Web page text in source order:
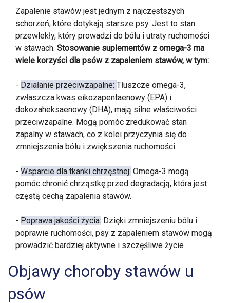
Zapalenie stawów jest jednym z najczęstszych
schorzeń, które dotykają starsze psy. Jest to stan
przewlekły, który prowadzi do bólu i utraty ruchomości
w stawach. Stosowanie suplementów z omega-3 ma
wiele korzyści dla psów z zapaleniem stawów, w tym:
- Działanie przeciwzapalne: Tłuszcze omega-3,
zwłaszcza kwas eikozapentaenowy (EPA) i
dokozaheksaenowy (DHA), mają silne właściwości
przeciwzapalne. Mogą pomóc zredukować stan
zapalny w stawach, co z kolei przyczynia się do
zmniejszenia bólu i zwiększenia ruchomości.
- Wsparcie dla tkanki chrzęstnej: Omega-3 mogą
pomóc chronić chrząstkę przed degradacją, która jest
częstą cechą zapalenia stawów.
- Poprawa jakości życia: Dzięki zmniejszeniu bólu i
poprawie ruchomości, psy z zapaleniem stawów mogą
prowadzić bardziej aktywne i szczęśliwe życie
Objawy choroby stawów u
psów